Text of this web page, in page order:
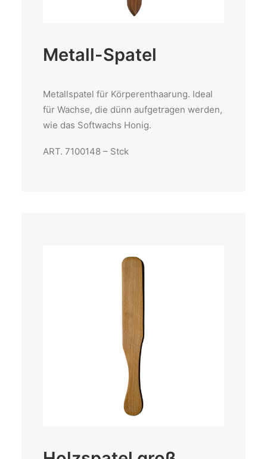
Metall-Spatel
Metallspatel für Körperenthaarung. Ideal
für Wachse, die dünn aufgetragen werden,
wie das Softwachs Honig.
ART. 7100148 – Stck